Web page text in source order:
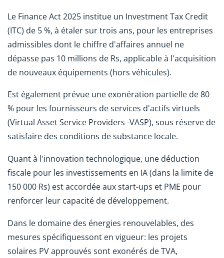
Le Finance Act 2025 institue un Investment Tax Credit
(ITC) de 5 %, à étaler sur trois ans, pour les entreprises
admissibles dont le chiffre d'affaires annuel ne
dépasse pas 10 millions de Rs, applicable à l'acquisition
de nouveaux équipements (hors véhicules).
Est également prévue une exonération partielle de 80
% pour les fournisseurs de services d'actifs virtuels
(Virtual Asset Service Providers -VASP), sous réserve de
satisfaire des conditions de substance locale.
Quant à l'innovation technologique, une déduction
fiscale pour les investissements en IA (dans la limite de
150 000 Rs) est accordée aux start-ups et PME pour
renforcer leur capacité de développement.
Dans le domaine des énergies renouvelables, des
mesures spécifiquessont en vigueur: les projets
solaires PV approuvés sont exonérés de TVA,